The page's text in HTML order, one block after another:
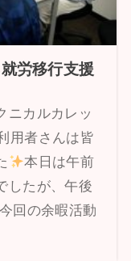
労移行支援
ニカルカレッ
用者さんは皆
本日は午前
したが、午後
回の余暇活動